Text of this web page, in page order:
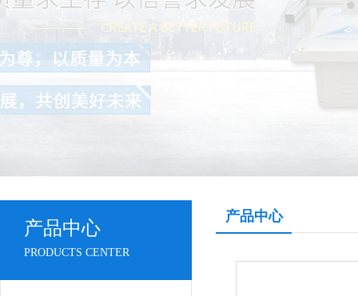
产品中心
PRODUCTS CENTER
产品中心